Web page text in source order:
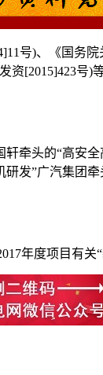
号)、《国务
资[2015]423号)
轩牵头的“高安
研发”广汽集团